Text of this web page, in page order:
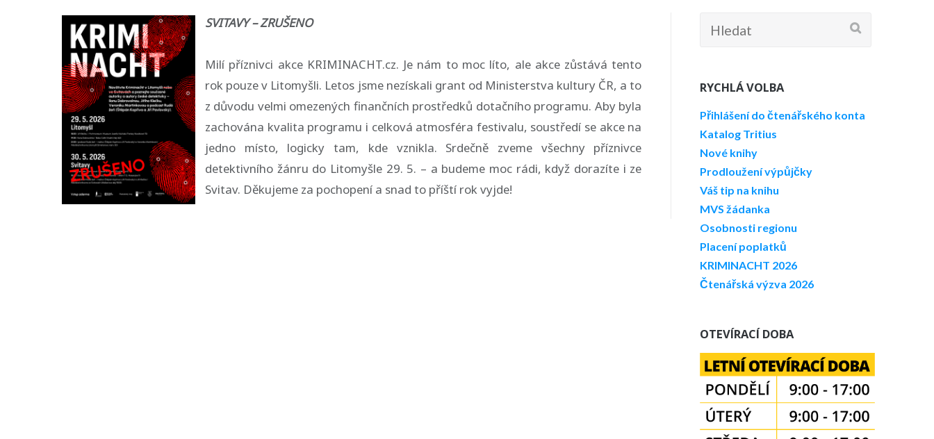
SVITAVY – ZRUŠENO
Milí příznivci akce KRIMINACHT.cz. Je nám to moc líto, ale akce zůstává tento
rok pouze v Litomyšli. Letos jsme nezískali grant od Ministerstva kultury ČR, a to
z důvodu velmi omezených finančních prostředků dotačního programu. Aby byla
zachována kvalita programu i celková atmosféra festivalu, soustředí se akce na
jedno místo, logicky tam, kde vznikla. Srdečně zveme všechny příznivce
detektivního žánru do Litomyšle 29. 5. – a budeme moc rádi, když dorazíte i ze
Svitav. Děkujeme za pochopení a snad to příští rok vyjde!
Hledat:
RYCHLÁ VOLBA
Přihlášení do čtenářského konta
Katalog Tritius
Nové knihy
Prodloužení výpůjčky
Váš tip na knihu
MVS žádanka
Osobnosti regionu
Placení poplatků
KRIMINACHT 2026
Čtenářská výzva 2026
OTEVÍRACÍ DOBA